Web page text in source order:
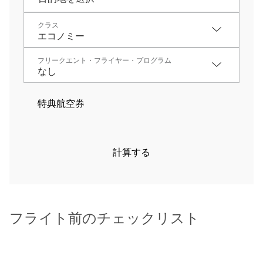
クラス
フリークエント・フライヤー・プログラム
特典航空券
計算する
フライト前のチェックリスト